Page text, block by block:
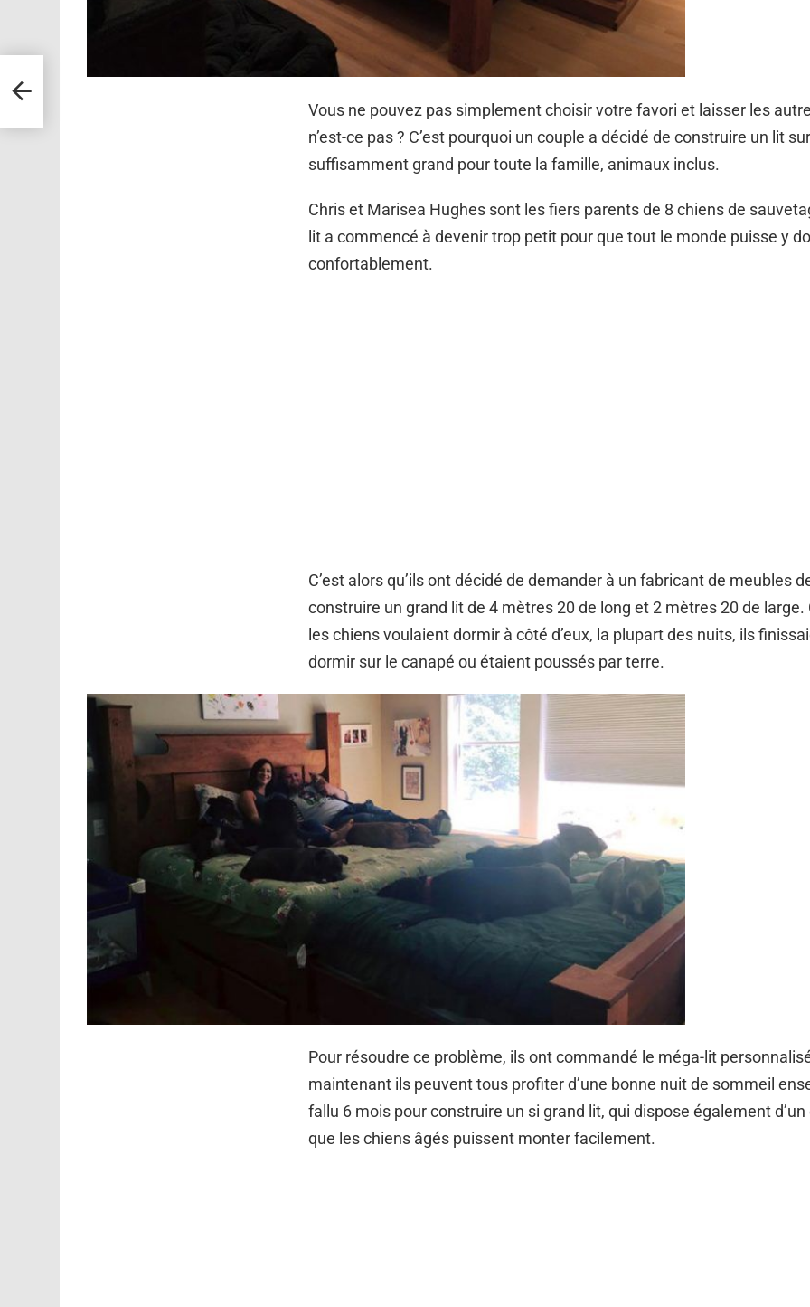
Vous ne pouvez pas simplement choisir votre favori et laisser les
n’est-ce pas ? C’est pourquoi un couple a décidé de construire un lit
suffisamment grand pour toute la famille, animaux inclus.
Chris et Marisea Hughes sont les fiers parents de 8 chiens de
lit a commencé à devenir trop petit pour que tout le monde puisse y
confortablement.
C’est alors qu’ils ont décidé de demander à un fabricant de meubles
construire un grand lit de 4 mètres 20 de long et 2 mètres 20 de
les chiens voulaient dormir à côté d’eux, la plupart des nuits, ils
dormir sur le canapé ou étaient poussés par terre.
Pour résoudre ce problème, ils ont commandé le méga-lit
maintenant ils peuvent tous profiter d’une bonne nuit de sommeil
fallu 6 mois pour construire un si grand lit, qui dispose également
que les chiens âgés puissent monter facilement.